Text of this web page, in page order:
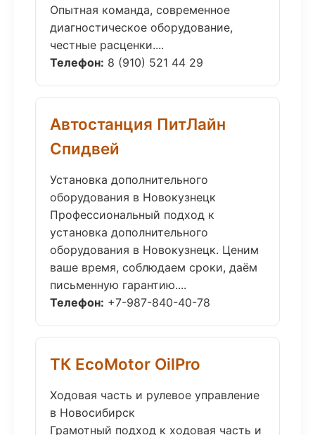
Опытная команда, современное
диагностическое оборудование,
честные расценки....
Телефон: 8 (910) 521 44 29
Автостанция ПитЛайн
Спидвей
Установка дополнительного
оборудования в Новокузнецк
Профессиональный подход к
установка дополнительного
оборудования в Новокузнецк. Ценим
ваше время, соблюдаем сроки, даём
письменную гарантию....
Телефон: +7-987-840-40-78
ТК EcoMotor OilPro
Ходовая часть и рулевое управление
в Новосибирск
Грамотный подход к ходовая часть и